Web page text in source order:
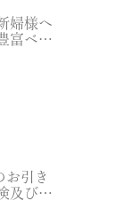
婦様へ
富ベテ
引き
及び設